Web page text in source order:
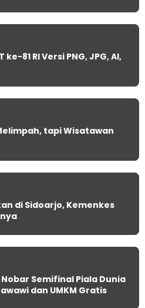
81 RI Versi PNG, JPG, AI,
tapi Wisatawan
di Sidoarjo, Kemenkes
Semifinal Piala Dunia
dan UMKM Gratis